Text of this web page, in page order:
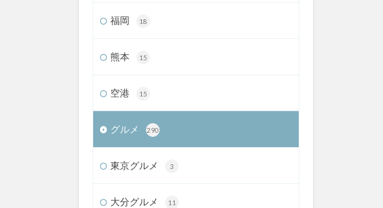
福岡 18
熊本 15
空港 15
グルメ 290
東京グルメ 3
大分グルメ 11